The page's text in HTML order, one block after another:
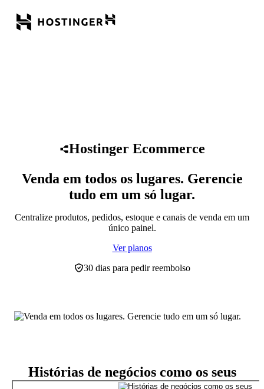
Hostinger Ecommerce
Venda em todos os lugares. Gerencie
tudo em um só lugar.
Centralize produtos, pedidos, estoque e canais de venda em um
único painel.
Ver planos
30 dias para pedir reembolso
Histórias de negócios como os seus